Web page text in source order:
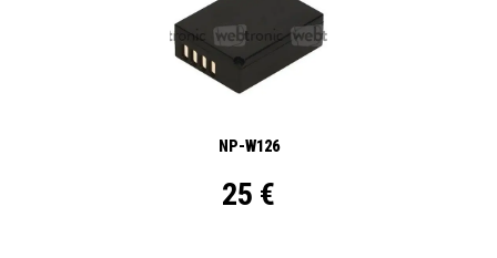
NP-W126
25 €